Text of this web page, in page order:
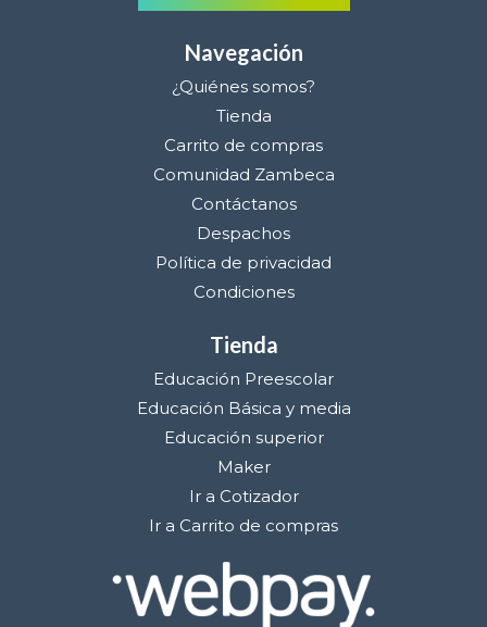
Navegación
¿Quiénes somos?
Tienda
Carrito de compras
Comunidad Zambeca
Contáctanos
Despachos
Política de privacidad
Condiciones
Tienda
Educación Preescolar
Educación Básica y media
Educación superior
Maker
Ir a Cotizador
Ir a Carrito de compras